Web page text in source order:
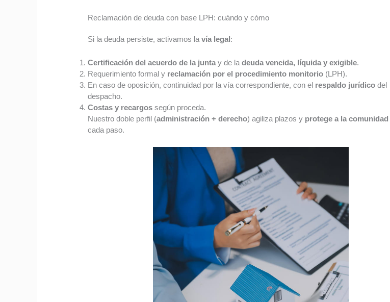
Reclamación de deuda con base LPH: cuándo y cómo
Si la deuda persiste, activamos lavía legal:
Certificación del acuerdo de la junta y de ladeuda vencida, líquida y exigible.
Requerimiento formal y reclamación por el procedimiento monitorio (LPH).
En caso de oposición, continuidad por la vía correspondiente, con el respaldo jurídico del
despacho.
Costas y recargos según proceda.
Nuestro doble perfil (administración + derecho) agiliza plazos y protege a la comunidad
cada paso.